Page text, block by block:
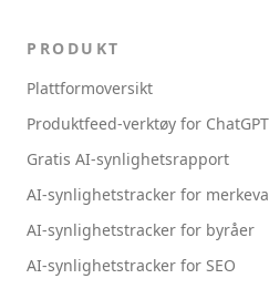
PRODUKT
Plattformoversikt
Produktfeed-verktøy for ChatGPT
Gratis AI-synlighetsrapport
AI-synlighetstracker for
AI-synlighetstracker for byråer
AI-synlighetstracker for SEO